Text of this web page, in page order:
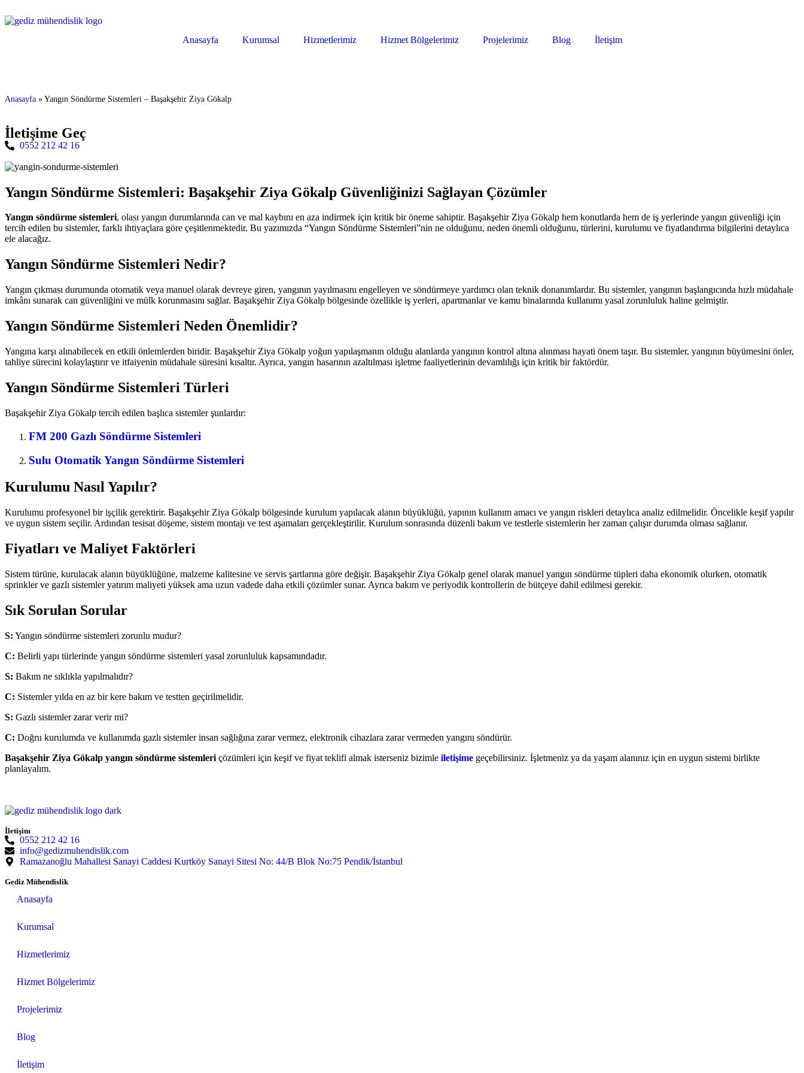
Anasayfa Kurumsal Hizmetlerimiz Hizmet Bölgelerimiz Projelerimiz Blog İletişim
Anasayfa » Yangın Söndürme Sistemleri – Başakşehir Ziya Gökalp
İletişime Geç
0552 212 42 16
Yangın Söndürme Sistemleri: Başakşehir Ziya Gökalp Güvenliğinizi Sağlayan Çözümler
Yangın söndürme sistemleri, olası yangın durumlarında can ve mal kaybını en aza indirmek için kritik bir öneme sahiptir. Başakşehir Ziya Gökalp hem konutlarda hem de iş yerlerinde yangın güvenliği için
tercih edilen bu sistemler, farklı ihtiyaçlara göre çeşitlenmektedir. Bu yazımızda “Yangın Söndürme Sistemleri”nin ne olduğunu, neden önemli olduğunu, türlerini, kurulumu ve fiyatlandırma bilgilerini detaylıca
ele alacağız.
Yangın Söndürme Sistemleri Nedir?
Yangın çıkması durumunda otomatik veya manuel olarak devreye giren, yangının yayılmasını engelleyen ve söndürmeye yardımcı olan teknik donanımlardır. Bu sistemler, yangının başlangıcında hızlı müdahale
imkânı sunarak can güvenliğini ve mülk korunmasını sağlar. Başakşehir Ziya Gökalp bölgesinde özellikle iş yerleri, apartmanlar ve kamu binalarında kullanımı yasal zorunluluk haline gelmiştir.
Yangın Söndürme Sistemleri Neden Önemlidir?
Yangına karşı alınabilecek en etkili önlemlerden biridir. Başakşehir Ziya Gökalp yoğun yapılaşmanın olduğu alanlarda yangının kontrol altına alınması hayati önem taşır. Bu sistemler, yangının büyümesini önler,
tahliye sürecini kolaylaştırır ve itfaiyenin müdahale süresini kısaltır. Ayrıca, yangın hasarının azaltılması işletme faaliyetlerinin devamlılığı için kritik bir faktördür.
Yangın Söndürme Sistemleri Türleri
Başakşehir Ziya Gökalp tercih edilen başlıca sistemler şunlardır:
FM 200 Gazlı Söndürme Sistemleri
Sulu Otomatik Yangın Söndürme Sistemleri
Kurulumu Nasıl Yapılır?
Kurulumu profesyonel bir işçilik gerektirir. Başakşehir Ziya Gökalp bölgesinde kurulum yapılacak alanın büyüklüğü, yapının kullanım amacı ve yangın riskleri detaylıca analiz edilmelidir. Öncelikle keşif yapılır
ve uygun sistem seçilir. Ardından tesisat döşeme, sistem montajı ve test aşamaları gerçekleştirilir. Kurulum sonrasında düzenli bakım ve testlerle sistemlerin her zaman çalışır durumda olması sağlanır.
Fiyatları ve Maliyet Faktörleri
Sistem türüne, kurulacak alanın büyüklüğüne, malzeme kalitesine ve servis şartlarına göre değişir. Başakşehir Ziya Gökalp genel olarak manuel yangın söndürme tüpleri daha ekonomik olurken, otomatik
sprinkler ve gazlı sistemler yatırım maliyeti yüksek ama uzun vadede daha etkili çözümler sunar. Ayrıca bakım ve periyodik kontrollerin de bütçeye dahil edilmesi gerekir.
Sık Sorulan Sorular
S: Yangın söndürme sistemleri zorunlu mudur?
C: Belirli yapı türlerinde yangın söndürme sistemleri yasal zorunluluk kapsamındadır.
S: Bakım ne sıklıkla yapılmalıdır?
C: Sistemler yılda en az bir kere bakım ve testten geçirilmelidir.
S: Gazlı sistemler zarar verir mi?
C: Doğru kurulumda ve kullanımda gazlı sistemler insan sağlığına zarar vermez, elektronik cihazlara zarar vermeden yangını söndürür.
Başakşehir Ziya Gökalp yangın söndürme sistemleri çözümleri için keşif ve fiyat teklifi almak isterseniz bizimle iletişime geçebilirsiniz. İşletmeniz ya da yaşam alanınız için en uygun sistemi birlikte
planlayalım.
İletişim
0552 212 42 16
info@gedizmuhendislik.com
Ramazanoğlu Mahallesi Sanayi Caddesi Kurtköy Sanayi Sitesi No: 44/B Blok No:75 Pendik/İstanbul
Gediz Mühendislik
Anasayfa
Kurumsal
Hizmetlerimiz
Hizmet Bölgelerimiz
Projelerimiz
Blog
İletişim